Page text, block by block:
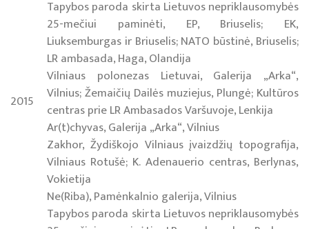
2015
Tapybos paroda skirta Lietuvos nepriklausomybės
25-mečiui paminėti, EP, Briuselis; EK,
Liuksemburgas ir Briuselis; NATO būstinė, Briuselis;
LR ambasada, Haga, Olandija
Vilniaus polonezas Lietuvai, Galerija „Arka“,
Vilnius; Žemaičių Dailės muziejus, Plungė; Kultūros
centras prie LR Ambasados Varšuvoje, Lenkija
Ar(t)chyvas, Galerija „Arka“, Vilnius
Zakhor, Žydiškojo Vilniaus įvaizdžių topografija,
Vilniaus Rotušė; K. Adenauerio centras, Berlynas,
Vokietija
Ne(Riba), Pamėnkalnio galerija, Vilnius
Tapybos paroda skirta Lietuvos nepriklausomybės